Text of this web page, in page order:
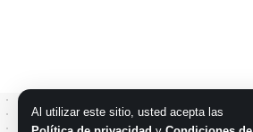
Al utilizar este sitio, usted acepta las